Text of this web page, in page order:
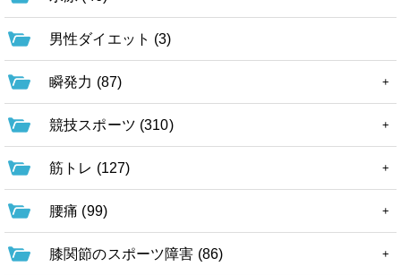
男性ダイエット (3)
瞬発力 (87)
競技スポーツ (310)
筋トレ (127)
腰痛 (99)
膝関節のスポーツ障害 (86)